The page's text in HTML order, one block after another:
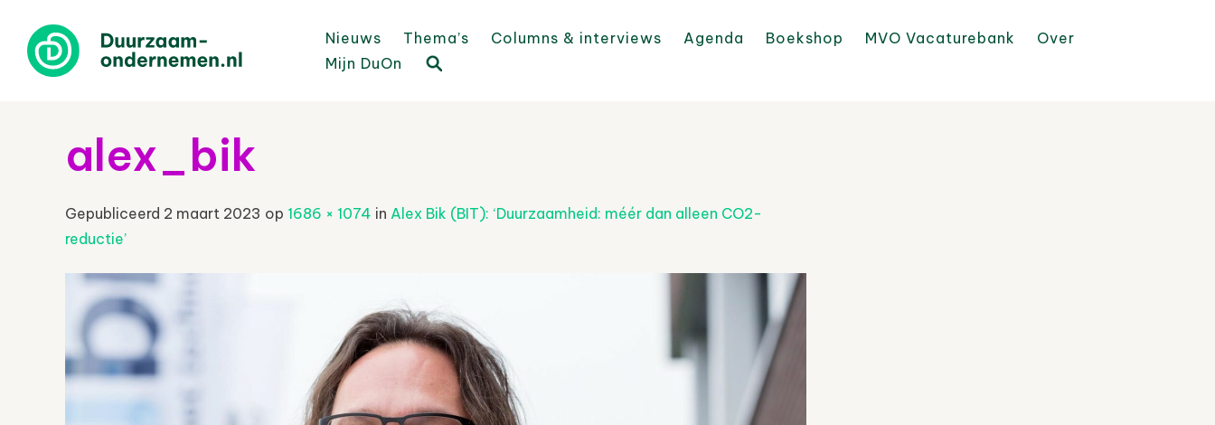
Nieuws Thema’s Columns & interviews Agenda Boekshop MVO Vacaturebank
Over
Mijn DuOn
alex_bik
Gepubliceerd 2 maart 2023 op 1686 × 1074 in Alex Bik (BIT): ‘Duurzaamheid: méér dan alleen CO2-
reductie’